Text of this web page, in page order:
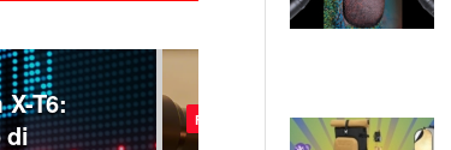
T6:
di
FOCUS